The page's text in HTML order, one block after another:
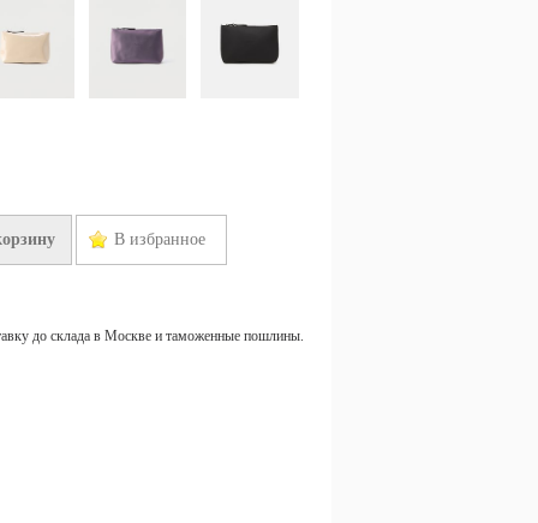
В избранное
до склада в Москве и таможенные пошлины.